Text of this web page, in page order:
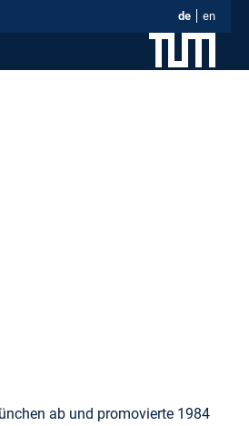
de en
ab und promovierte 1984